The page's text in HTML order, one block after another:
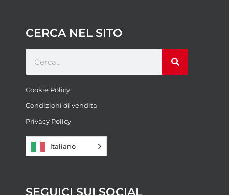
CERCA NEL SITO
Cookie Policy
Condizioni di vendita
Privacy Policy
Italiano
SEGUICI SUI SOCIAL